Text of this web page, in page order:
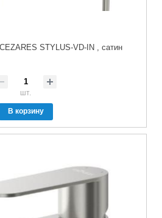
STYLUS-VD-IN , сатин
шт.
В корзину